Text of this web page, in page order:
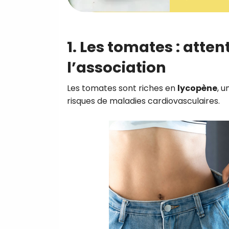
1. Les tomates :
l’association
Les tomates sont riches en lycopène,
risques de maladies cardiovasculaires.